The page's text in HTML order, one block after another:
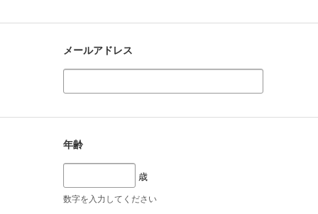
メールアドレス
年齢
歳
数字を入力してください